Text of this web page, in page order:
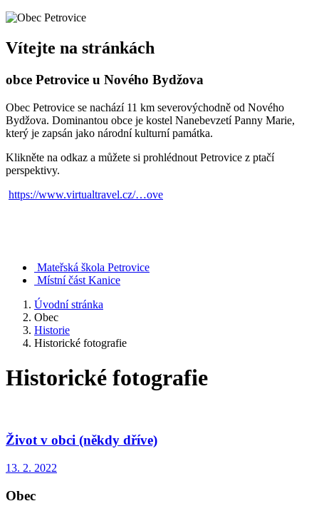
Vítejte na stránkách
obce Petrovice u Nového Bydžova
Obec Petrovice se nachází 11 km severovýchodně od Nového
Bydžova. Dominantou obce je kostel Nanebevzetí Panny Marie,
který je zapsán jako národní kulturní památka.
Klikněte na odkaz a můžete si prohlédnout Petrovice z ptačí
perspektivy.
https://www.virtualtravel.cz/…ove
Mateřská škola Petrovice
Místní část Kanice
Úvodní stránka
Obec
Historie
Historické fotografie
Historické fotografie
Život v obci (někdy dříve)
13. 2. 2022
Obec